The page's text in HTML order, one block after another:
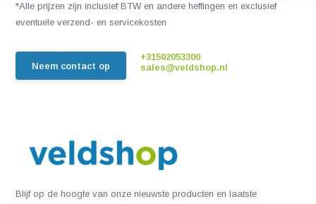
*Alle prijzen zijn inclusief BTW en andere heffingen en exclusief
eventuele verzend- en servicekosten
Neem contact op
+31502053300
sales@veldshop.nl
Blijf op de hoogte van onze nieuwste producten en laatste